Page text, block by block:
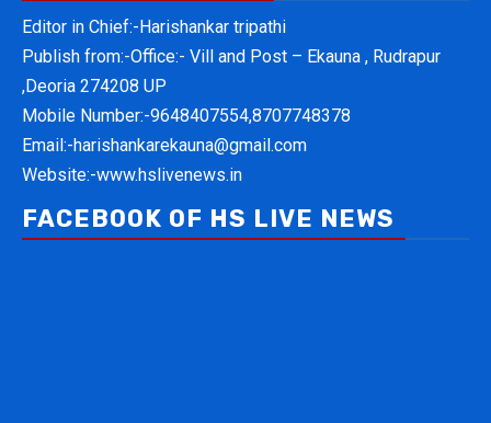
Editor in Chief:-Harishankar tripathi
Publish from:-Office:- Vill and Post – Ekauna , Rudrapur
,Deoria 274208 UP
Mobile Number:-9648407554,8707748378
Email:-harishankarekauna@gmail.com
Website:-www.hslivenews.in
FACEBOOK OF HS LIVE NEWS